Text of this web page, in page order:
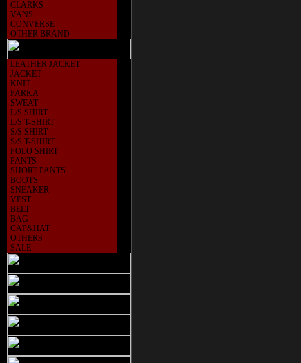
CLARKS
VANS
CONVERSE
OTHER BRAND
LEATHER JACKET
JACKET
KNIT
PARKA
SWEAT
L/S SHIRT
L/S T-SHIRT
S/S SHIRT
S/S T-SHIRT
POLO SHIRT
PANTS
SHORT PANTS
BOOTS
SNEAKER
VEST
BELT
BAG
CAP&HAT
OTHERS
SALE